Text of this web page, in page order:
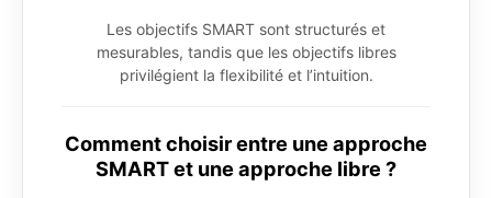
Les objectifs SMART sont structurés et
mesurables, tandis que les objectifs libres
privilégient la flexibilité et l’intuition.
Comment choisir entre une approche
SMART et une approche libre ?